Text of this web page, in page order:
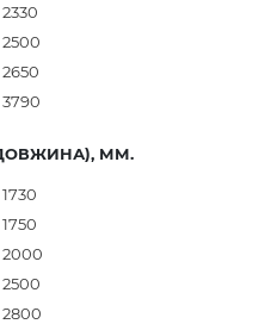
2330
2500
2650
3790
ММ.
1730
1750
2000
2500
2800